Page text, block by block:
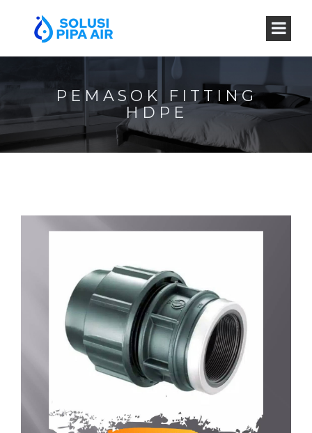
PEMASOK FITTING
HDPE